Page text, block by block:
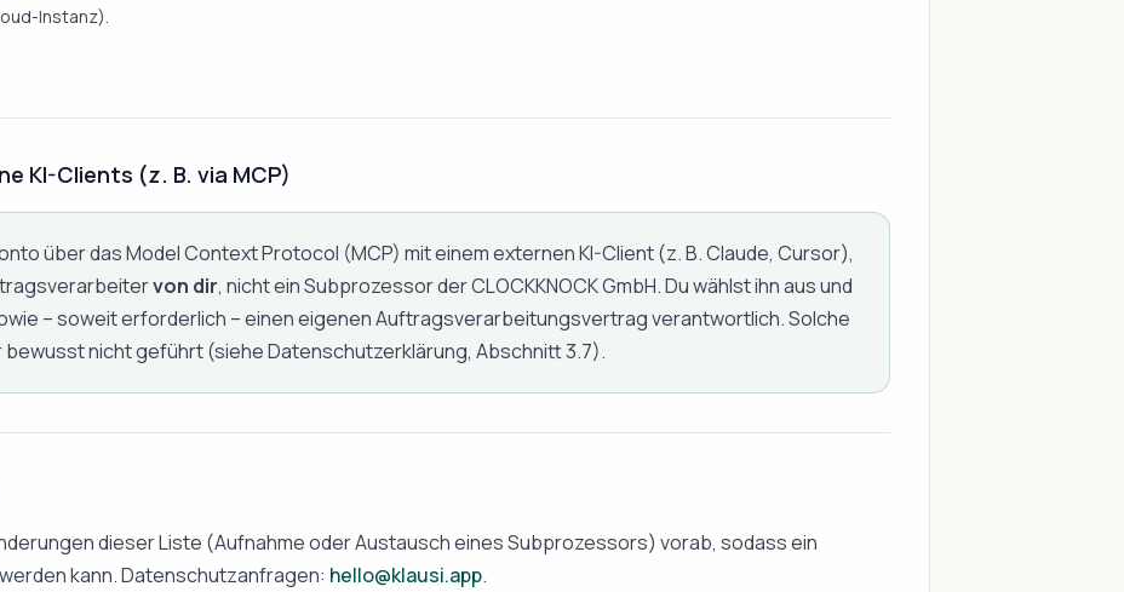
Instanz).
KI-Clients (z. B. via MCP)
über das Model Context Protocol (MCP) mit einem externen KI-Client (z. B. Claude, Cursor),
von dir, nicht ein Subprozessor der CLOCKKNOCK GmbH. Du wählst ihn aus und
– soweit erforderlich – einen eigenen Auftragsverarbeitungsvertrag verantwortlich. Solche
nicht geführt (siehe Datenschutzerklärung, Abschnitt 3.7).
dieser Liste (Aufnahme oder Austausch eines Subprozessors) vorab, sodass ein
kann. Datenschutzanfragen: hello@klausi.app.